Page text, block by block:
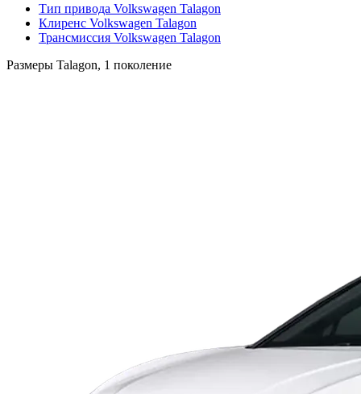
Тип привода Volkswagen Talagon
Клиренс Volkswagen Talagon
Трансмиссия Volkswagen Talagon
Размеры Talagon, 1 поколение